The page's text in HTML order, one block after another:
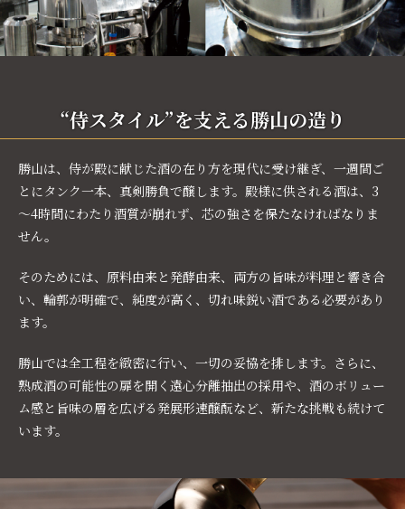
“侍スタイル”を支える勝山の造り
勝山は、侍が殿に献じた酒の在り方を現代に受け継ぎ、一週間ご
とにタンク一本、真剣勝負で醸します。殿様に供される酒は、3
～4時間にわたり酒質が崩れず、芯の強さを保たなければなりま
せん。
そのためには、原料由来と発酵由来、両方の旨味が料理と響き合
い、輪郭が明確で、純度が高く、切れ味鋭い酒である必要があり
ます。
勝山では全工程を緻密に行い、一切の妥協を排します。さらに、
熟成酒の可能性の扉を開く遠心分離抽出の採用や、酒のボリュー
ム感と旨味の層を広げる発展形速醸酛など、新たな挑戦も続けて
います。